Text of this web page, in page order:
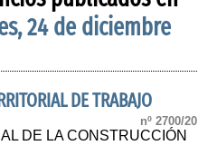
24 de diciembre
DE TRABAJO
nº 2700/20
DE LA CONSTRUCCIÓN